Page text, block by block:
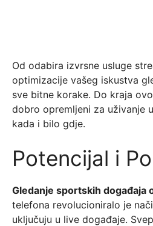
Od odabira izvrsne usluge
optimizacije vašeg iskustva
sve bitne korake. Do kraja
dobro opremljeni za uživanje
kada i bilo gdje.
Potencijal i
Gledanje sportskih događaja
telefona revolucioniralo je
uključuju u live događaje.